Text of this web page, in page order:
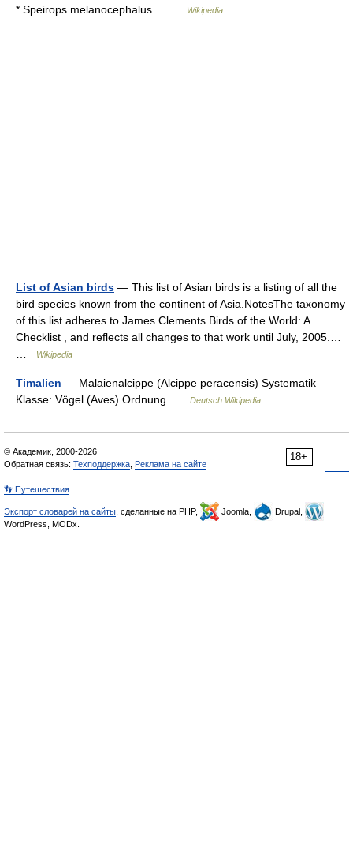
* Speirops melanocephalus… …
Wikipedia
List of Asian birds — This list of Asian birds is a listing of all the
bird species known from the continent of Asia.NotesThe taxonomy
of this list adheres to James Clements Birds of the World: A
Checklist , and reflects all changes to that work until July, 2005.…
Wikipedia
Timalien — Malaienalcippe (Alcippe peracensis) Systematik
Klasse: Vögel (Aves) Ordnung …
Deutsch Wikipedia
18+
© Академик, 2000-2026
Обратная связь: Техподдержка Реклама на сайте
👣 Путешествия
Экспорт словарей на сайты , сделанные на PHP, Joomla,
Drupal,
WordPress, MODx.